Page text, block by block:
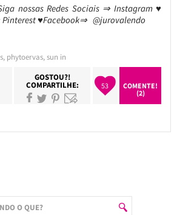
nossas Redes Sociais ⇒ Instagram ♥
♥Facebook⇒ @jurovalendo
, phytoervas,sun in
GOSTOU?!
COMPARTILHE: 53
COMENTE!
(2)